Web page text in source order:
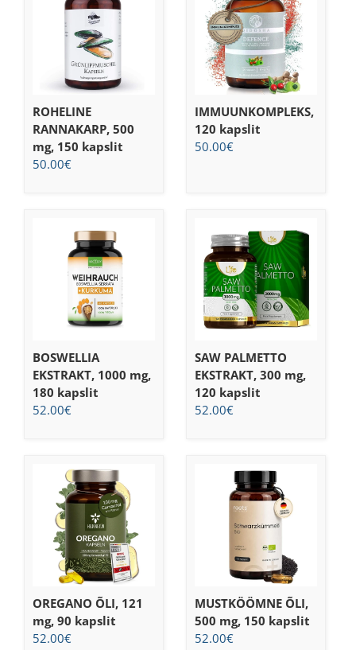
ROHELINE
RANNAKARP, 500
mg, 150 kapslit
50.00€
IMMUUNKOMPLEKS,
120 kapslit
50.00€
BOSWELLIA
EKSTRAKT, 1000 mg,
180 kapslit
52.00€
SAW PALMETTO
EKSTRAKT, 300 mg,
120 kapslit
52.00€
OREGANO ÕLI, 121
mg, 90 kapslit
52.00€
MUSTKÖÖMNE ÕLI,
500 mg, 150 kapslit
52.00€